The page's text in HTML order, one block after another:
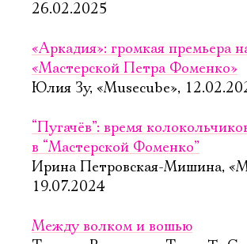
26.02.2025
«Аркадия»: громкая премьера
«Мастерской Петра Фоменко»
Юлия Зу, «Musecube»,
“Пугачёв”: время
в “Мастерской Фоменко”
Ирина Петровская-Мишина,
19.07.2024
Между волком и вошью